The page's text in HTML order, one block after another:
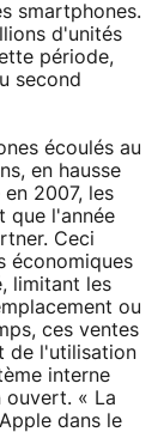
smartphones.
d'unités
période,
second
écoulés au
en hausse
2007, les
que l'année
Ceci
économiques
limitant les
ou
ces ventes
de l'utilisation
interne
ouvert. « La
dans le